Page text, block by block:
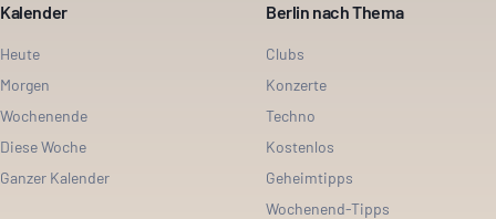
Kalender
Heute
Morgen
Wochenende
Diese Woche
Ganzer Kalender
Berlin nach Thema
Clubs
Konzerte
Techno
Kostenlos
Geheimtipps
Wochenend-Tipps